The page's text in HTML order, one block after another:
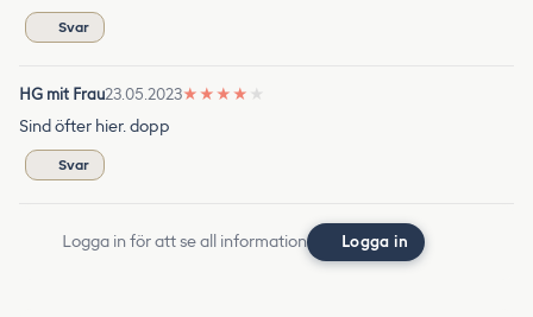
Svar
HG mit Frau23.05.2023★ ★ ★ ★ ★
Sind öfter hier. dopp
Svar
Logga in för att se all information Logga in